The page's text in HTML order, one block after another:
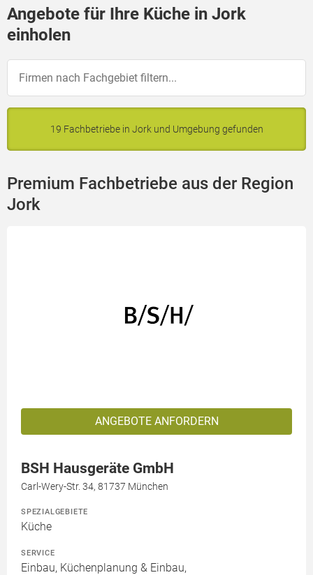
Angebote für Ihre Küche in Jork
einholen
19 Fachbetriebe in Jork und Umgebung gefunden
Premium Fachbetriebe aus der Region
Jork
ANGEBOTE ANFORDERN
BSH Hausgeräte GmbH
Carl-Wery-Str. 34, 81737 München
SPEZIALGEBIETE
Küche
SERVICE
Einbau, Küchenplanung & Einbau,